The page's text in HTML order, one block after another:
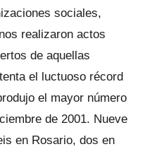
sociales,
realizaron actos
de aquellas
el luctuoso récord
el mayor número
de 2001. Nueve
en Rosario, dos en